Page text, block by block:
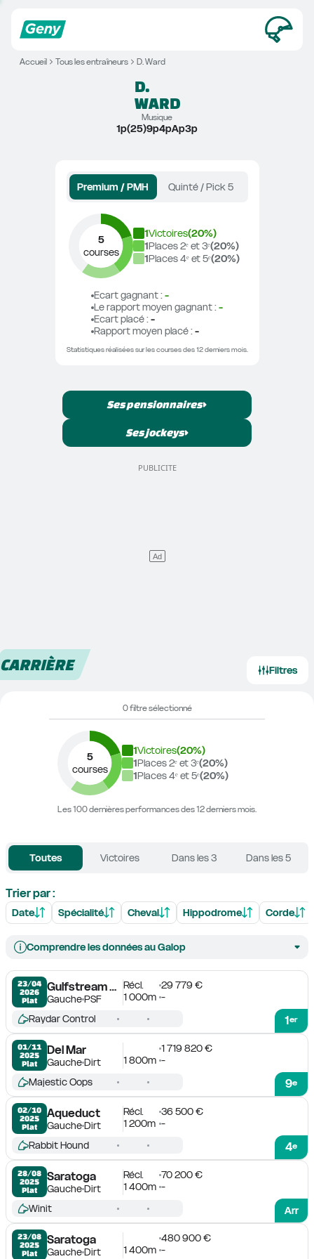
Accueil Tous les entraîneurs D. Ward
D.
WARD
Musique
1p(25)9p4pAp3p
Premium / PMH Quinté / Pick 5
5
courses
1Victoires(20%)
1Places 2ᵉ et 3ᵉ(20%)
1Places 4ᵉ et 5ᵉ(20%)
Ecart gagnant : -
Le rapport moyen gagnant : -
Ecart placé : -
Rapport moyen placé : -
Statistiques réalisées sur les courses des 12 derniers mois.
Ses pensionnaires
Ses jockeys
CARRIÈRE Filtres
0 filtre sélectionné
5
courses
1Victoires(20%)
1Places 2ᵉ et 3ᵉ(20%)
1Places 4ᵉ et 5ᵉ(20%)
Les 100 dernières performances des 12 derniers mois.
Toutes Victoires Dans les 3 Dans les 5
Trier par :
Date Spécialité Cheval Hippodrome Corde
Comprendre les données au Galop
23/04
2026
Plat
Gulfstream Park
GauchePSF
Récl.
29 779 €
1 000m -
1er
Raydar Control
01/11
2025
Plat
Del Mar
GaucheDirt
1 719 820 €
1 800m -
9e
Majestic Oops
02/10
2025
Plat
Aqueduct
GaucheDirt
Récl.
36 500 €
1 200m -
4e
Rabbit Hound
28/08
2025
Plat
Saratoga
GaucheDirt
Récl.
70 200 €
1 400m -
Arr
Winit
23/08
2025
Plat
Saratoga
GaucheDirt
480 900 €
1 400m -